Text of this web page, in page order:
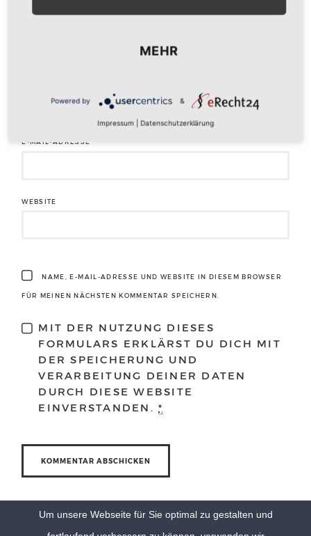
E-MAIL-ADRESSE
WEBSITE
NAME, E-MAIL-ADRESSE UND WEBSITE IN DIESEM BROWSER
FÜR MEINEN NÄCHSTEN KOMMENTAR SPEICHERN.
MIT DER NUTZUNG DIESES
FORMULARS ERKLÄRST DU DICH MIT
DER SPEICHERUNG UND
VERARBEITUNG DEINER DATEN
DURCH DIESE WEBSITE
EINVERSTANDEN.*
Um unsere Webseite für Sie optimal zu gestalten und
MEHR
Powered by &
Impressum Datenschutzerklärung